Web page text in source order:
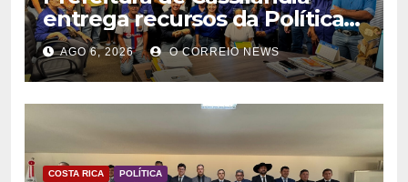
entrega recursos da Política
Nacional Aldir Blanc a
agentes culturais
AGO 6, 2026 O CORREIO NEWS
COSTA RICA POLÍTICA